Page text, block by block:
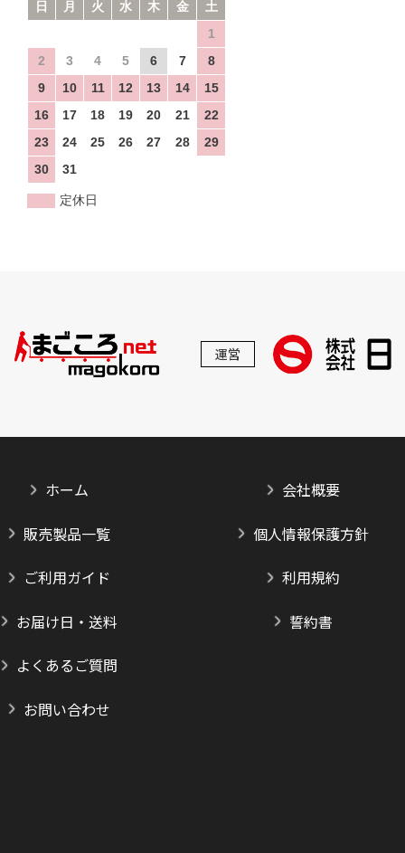
日
月 火 水 木 金
土
1
2
3 4 5 6 7
8
9
10 11 12 13 14
15
16
17 18 19 20 21
22
23
24 25 26 27 28
29
30
31
定休日
運営
ホーム
販売製品一覧
ご利用ガイド
お届け日・送料
よくあるご質問
お問い合わせ
会社概要
個人情報保護方針
利用規約
誓約書